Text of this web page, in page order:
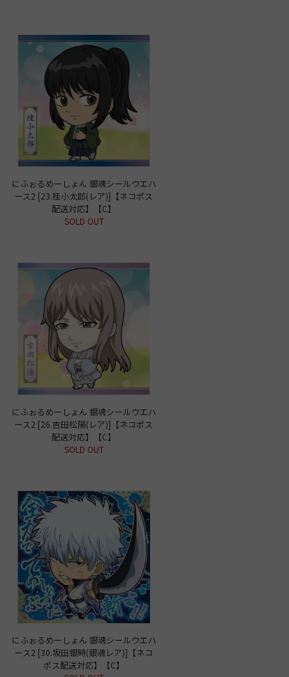
にふぉるめーしょん 銀魂シールウエハ
ース2 [23.桂小太郎(レア)]【ネコポス
配送対応】【C】
SOLD OUT
にふぉるめーしょん 銀魂シールウエハ
ース2 [26.吉田松陽(レア)]【ネコポス
配送対応】【C】
SOLD OUT
にふぉるめーしょん 銀魂シールウエハ
ース2 [30.坂田銀時(銀魂レア)]【ネコ
ポス配送対応】【C】